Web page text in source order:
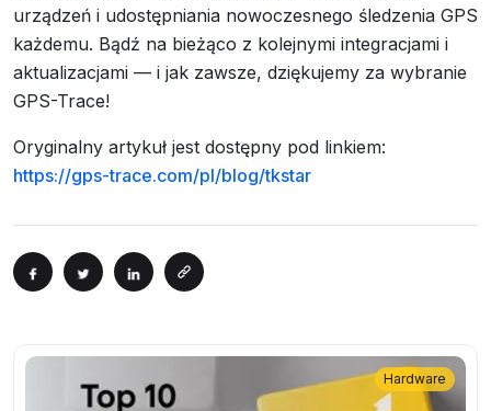
urządzeń i udostępniania nowoczesnego śledzenia GPS
każdemu. Bądź na bieżąco z kolejnymi integracjami i
aktualizacjami — i jak zawsze, dziękujemy za wybranie
GPS-Trace!
Oryginalny artykuł jest dostępny pod linkiem:
https://gps-trace.com/pl/blog/tkstar
Hardware